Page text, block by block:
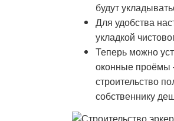
будут
Для удобства
укладкой
Теперь можно
оконные проёмы
строительство
собственнику